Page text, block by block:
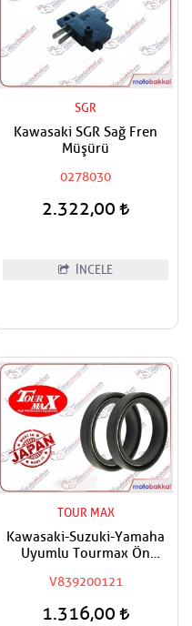
SGR
Kawasaki SGR Sağ Fren
Müşürü
0278030
2.322,00
İNCELE
TOUR MAX
Kawasaki-Suzuki-Yamaha
Uyumlu Tourmax Ön
V839200121
1.316,00